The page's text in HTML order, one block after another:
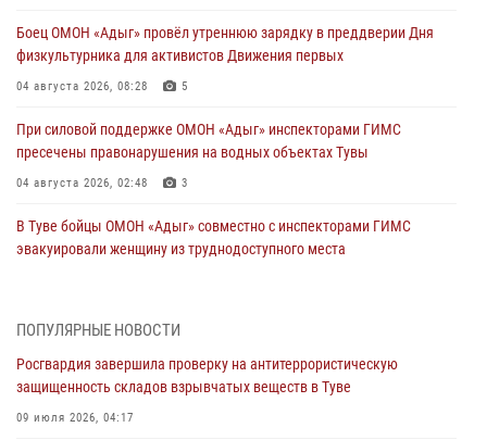
Боец ОМОН «Адыг» провёл утреннюю зарядку в преддверии Дня
физкультурника для активистов Движения первых
04 августа 2026, 08:28 5
При силовой поддержке ОМОН «Адыг» инспекторами ГИМС
пресечены правонарушения на водных объектах Тувы
04 августа 2026, 02:48 3
В Туве бойцы ОМОН «Адыг» совместно с инспекторами ГИМС
эвакуировали женщину из труднодоступного места
Росгвардия проверила организацию отдыха детей в детских
31 июля 2026, 03:49
Сотрудники вневедомственной охраны приняли участие в акции
ПОПУЛЯРНЫЕ НОВОСТИ
Росгвардия завершила проверку на антитеррористическую
защищенность складов взрывчатых веществ в Туве
09 июля 2026, 04:17